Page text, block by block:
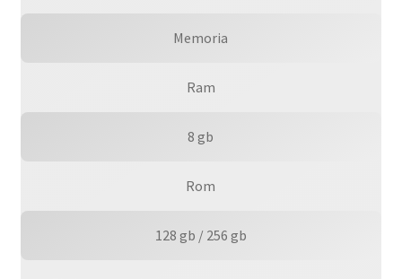
Memoria
Ram
8 gb
Rom
128 gb / 256 gb